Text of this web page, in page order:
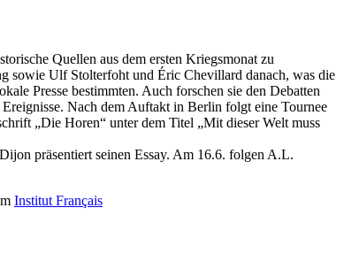
Quellen aus dem ersten Kriegsmonat zu
sowie Ulf Stolterfoht und Éric Chevillard danach, was die
Presse bestimmten. Auch forschen sie den Debatten
Nach dem Auftakt in Berlin folgt eine Tournee
„Die Horen“ unter dem Titel „Mit dieser Welt muss
präsentiert seinen Essay. Am 16.6. folgen A.L.
Institut Français